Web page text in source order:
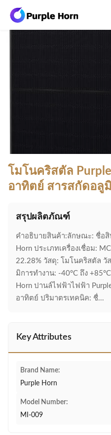
โมโนคริสตัล
อาทิตย์ สารสกัดอลู
สรุปผลิตภัณฑ์
คําอธิบายสินค้า:ลักษณะ: ชื่อสิ
Horn ประเภทเครื่องเชื่อม:
22.28% วัสดุ: โมโนคริสตัล
มิการทํางาน: -40°C ถึง
Horn ปานล์ไฟฟ้าไฟฟ้า
อาทิตย์ ปริมาตรเทคนิค: ชื่...
Key Attributes
Brand Name:
Purple Horn
Model Number:
MI-009